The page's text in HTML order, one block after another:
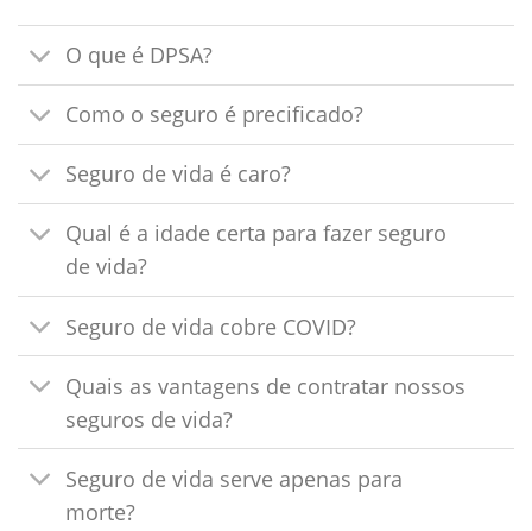
O que é DPSA?
Como o seguro é precificado?
Seguro de vida é caro?
Qual é a idade certa para fazer seguro
de vida?
Seguro de vida cobre COVID?
Quais as vantagens de contratar nossos
seguros de vida?
Seguro de vida serve apenas para
morte?